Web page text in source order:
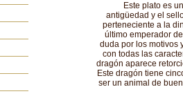
Este plato es
antigüedad y el
perteneciente a la
último emperador
duda por los motivos
con todas las
dragón aparece
Este dragón tiene
ser un animal de